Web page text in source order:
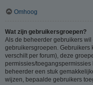
Omhoog
Wat zijn gebruikersgroepen?
Als de beheerder gebruikers
gebruikersgroepen. Gebruikers
verschilt per forum), deze
permissies/
beheerder een stuk
wijzen, bepaalde gebruikers